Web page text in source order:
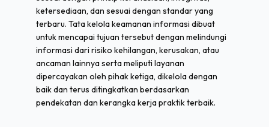
ketersediaan, dan sesuai dengan standar yang
terbaru. Tata kelola keamanan informasi dibuat
untuk mencapai tujuan tersebut dengan melindungi
informasi dari risiko kehilangan, kerusakan, atau
ancaman lainnya serta meliputi layanan
dipercayakan oleh pihak ketiga, dikelola dengan
baik dan terus ditingkatkan berdasarkan
pendekatan dan kerangka kerja praktik terbaik.